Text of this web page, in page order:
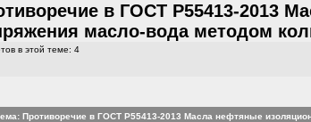
в ГОСТ Р55413-2013
масло-вода методом
в этой теме: 4
Противоречие в ГОСТ Р55413-2013 Масла нефтяные